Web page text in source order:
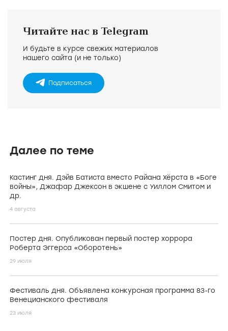
Читайте нас в Telegram
И будьте в курсе свежих материалов
нашего сайта (и не только)
Подписаться
Далее по теме
Кастинг дня. Дэйв Батиста вместо Райана Хёрста в «Боге
войны», Джафар Джексон в экшене с Уиллом Смитом и
др.
4 августа
Постер дня. Опубликован первый постер хоррора
Роберта Эггерса «Оборотень»
29 июля
Фестиваль дня. Объявлена конкурсная программа 83-го
Венецианского фестиваля
23 июля